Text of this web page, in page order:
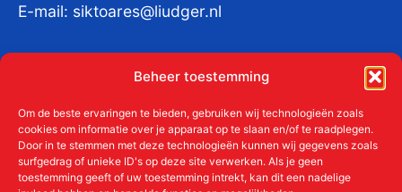
Beheer toestemming
Om de beste ervaringen te bieden, gebruiken wij technologieën zoals
cookies om informatie over je apparaat op te slaan en/of te raadplegen.
Door in te stemmen met deze technologieën kunnen wij gegevens zoals
surfgedrag of unieke ID's op deze site verwerken. Als je geen
toestemming geeft of uw toestemming intrekt, kan dit een nadelige
E-mail: siktoares@liudger.nl
KvKnr:41011712
Meer over de Liudgerstichten